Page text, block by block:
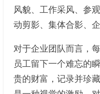
风貌、工作采风、参
动剪影、集体合影、
对于企业团队而言，
员工留下一个难忘的
贵的财富，记录并珍